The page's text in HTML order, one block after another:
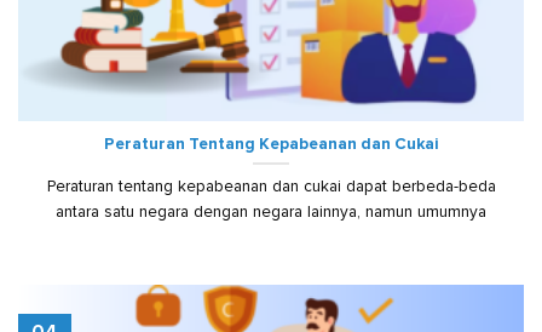
Peraturan Tentang Kepabeanan dan Cukai
Peraturan tentang kepabeanan dan cukai dapat berbeda-beda
antara satu negara dengan negara lainnya, namun umumnya